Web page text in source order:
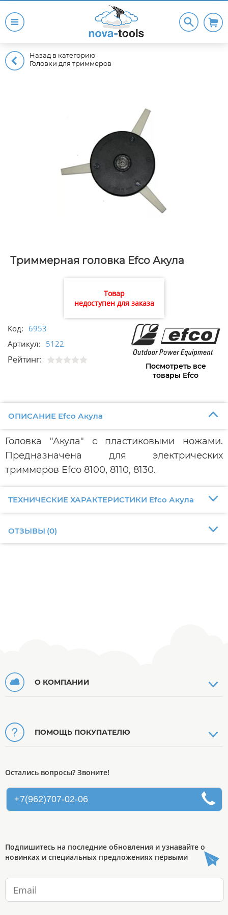
Назад в категорию
Головки для триммеров
Триммерная головка Efco Акула
Товар
недоступен для заказа
Код: 6953
Артикул: 5122
Рейтинг:
Посмотреть все
товары Efco
ОПИСАНИЕ Efco Акула
Головка "Акула" с пластиковыми ножами.
Предназначена для электрических
триммеров Efco 8100, 8110, 8130.
ТЕХНИЧЕСКИЕ ХАРАКТЕРИСТИКИ Efco Акула
ОТЗЫВЫ (0)
О КОМПАНИИ
ПОМОЩЬ ПОКУПАТЕЛЮ
Остались вопросы? Звоните!
+7(962)707-02-06
Подпишитесь на последние обновления и узнавайте о
новинках и специальных предложениях первыми